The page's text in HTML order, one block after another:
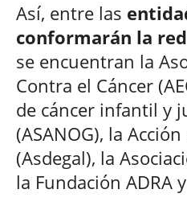
Así, entre las
conformarán la
se encuentran la
Contra el Cáncer
de cáncer infantil y
(ASANOG), la
(Asdegal), la
la Fundación ADRA